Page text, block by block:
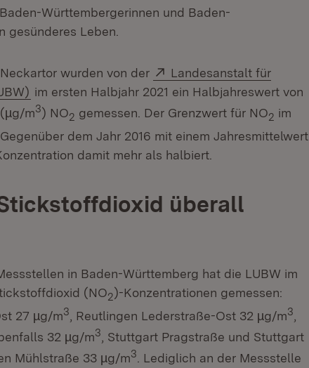
Württembergerinnen und Baden-
gesünderes Leben.
wurden von der Extern:
Landesanstalt für
(Öffnet in neuem Fenster)
im ersten Halbjahr 2021 ein Halbjahreswert von
m3) NO2 gemessen. Der Grenzwert für NO2 im
. Gegenüber dem Jahr 2016 mit einem Jahresmittelwert
damit mehr als halbiert.
überall
in Baden-Württemberg hat die LUBW im
(NO2)-Konzentrationen gemessen:
27 µg/m3, Reutlingen Lederstraße-Ost 32 µg/m3,
32 µg/m3, Stuttgart Pragstraße und Stuttgart
Mühlstraße 33 µg/m3. Lediglich an der Messstelle